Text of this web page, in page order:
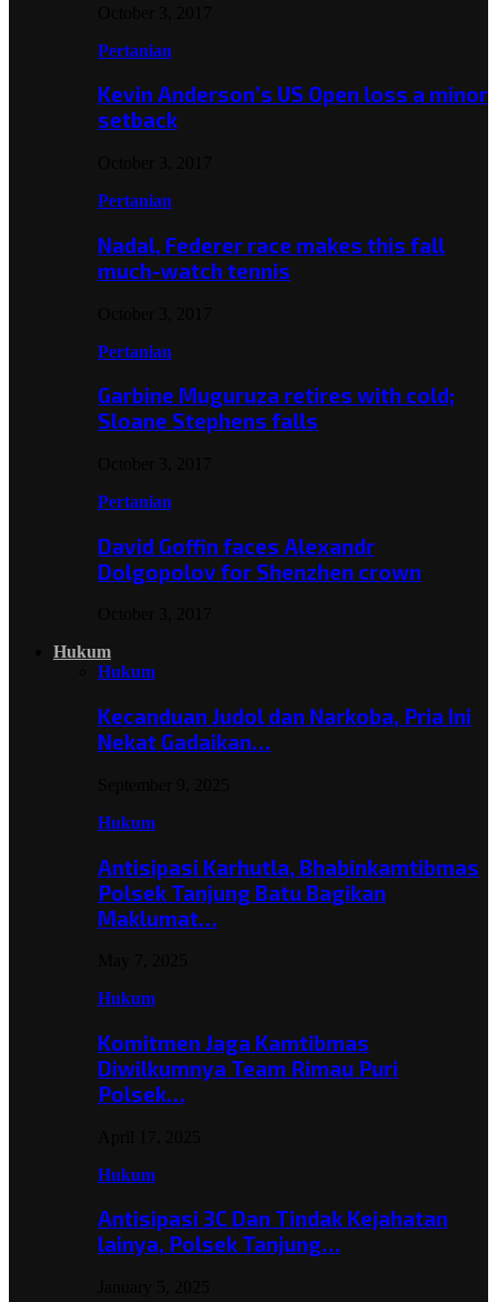
Pertanian
Kevin Anderson’s US Open loss a minor
setback
Pertanian
Nadal, Federer race makes this fall
much-watch tennis
Pertanian
Garbine Muguruza retires with cold;
Sloane Stephens falls
Pertanian
David Goffin faces Alexandr
Dolgopolov for Shenzhen crown
Hukum
Hukum
Kecanduan Judol dan Narkoba, Pria Ini
Nekat Gadaikan…
Hukum
Antisipasi Karhutla, Bhabinkamtibmas
Polsek Tanjung Batu Bagikan
Maklumat…
Hukum
Komitmen Jaga Kamtibmas
Diwilkumnya Team Rimau Puri
Polsek…
Hukum
Antisipasi 3C Dan Tindak Kejahatan
lainya, Polsek Tanjung…